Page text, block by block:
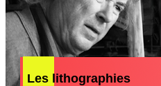
Les lithographies